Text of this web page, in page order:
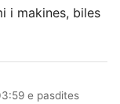
i makines, biles
e pasdites